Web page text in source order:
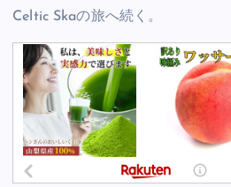
Celtic Skaの旅へ続く。